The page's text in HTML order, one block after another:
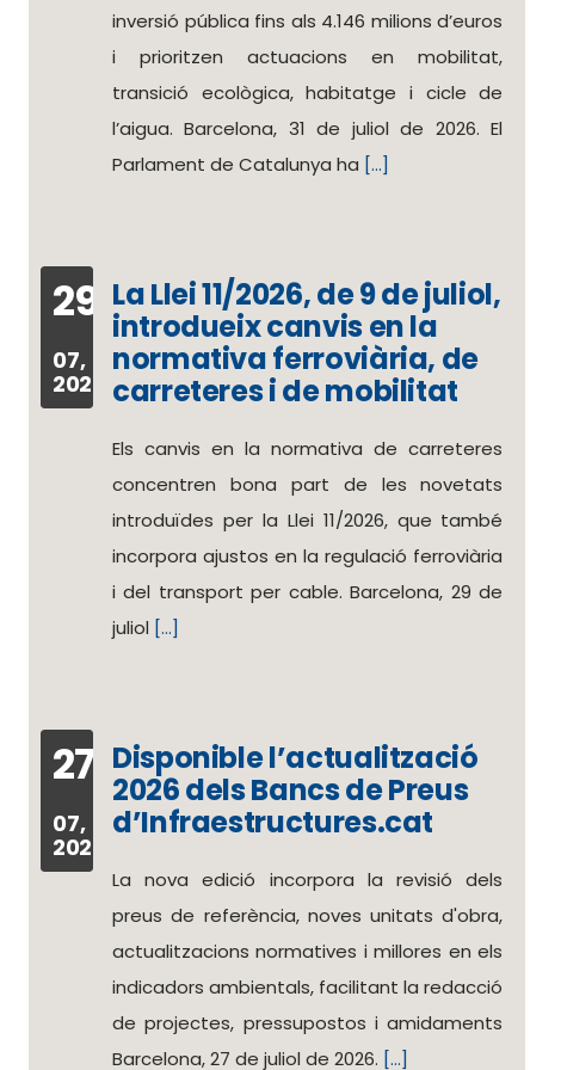
inversió pública fins als 4.146 milions d’euros
i prioritzen actuacions en mobilitat,
transició ecològica, habitatge i cicle de
l’aigua. Barcelona, 31 de juliol de 2026. El
Parlament de Catalunya ha [...]
29
07,
2026
La Llei 11/2026, de 9 de juliol,
introdueix canvis en la
normativa ferroviària, de
carreteres i de mobilitat
Els canvis en la normativa de carreteres
concentren bona part de les novetats
introduïdes per la Llei 11/2026, que també
incorpora ajustos en la regulació ferroviària
i del transport per cable. Barcelona, 29 de
juliol [...]
27
07,
2026
Disponible l’actualització
2026 dels Bancs de Preus
d’Infraestructures.cat
La nova edició incorpora la revisió dels
preus de referència, noves unitats d'obra,
actualitzacions normatives i millores en els
indicadors ambientals, facilitant la redacció
de projectes, pressupostos i amidaments
Barcelona, 27 de juliol de 2026. [...]